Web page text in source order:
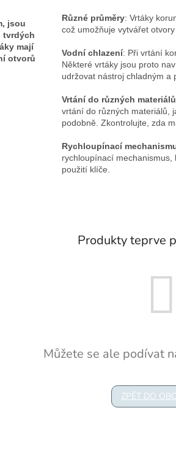
jsou
tvrdých
mají
otvorů
Různé průměry: Vrtáky
což umožňuje vytvářet
Vodní chlazení: Při vrtání
Některé vrtáky jsou proto
udržovat nástroj chladným a
Vrtání do různých materiálů
vrtání do různých materiálů,
podobně. Zkontrolujte, zda
Rychloupínací
rychloupínací
použití klíče.
Produkty teprve
Můžete se ale podívat
ZPĚT DO